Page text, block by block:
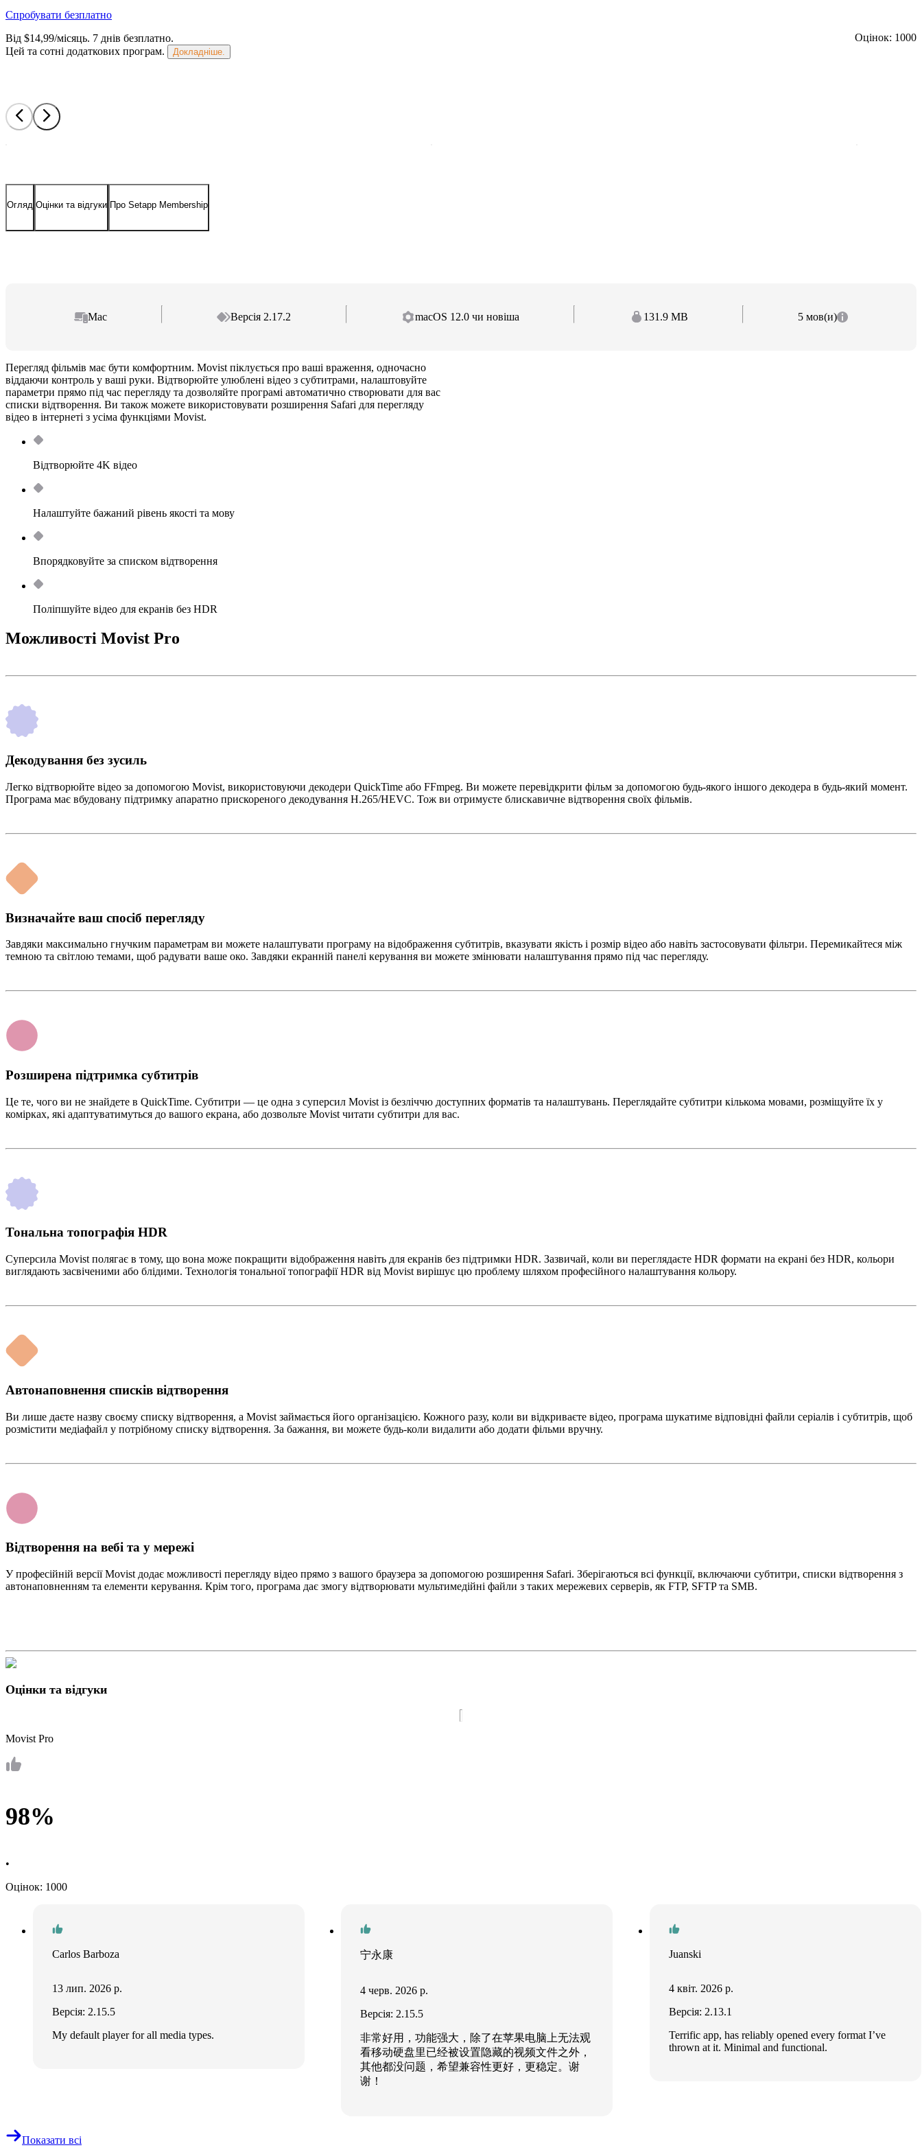
Оцінок: 1000
Спробувати безплатно
Від $14,99/місяць. 7 днів безплатно.
Цей та сотні додаткових програм.
Докладніше.
Огляд Оцінки та відгуки Про Setapp Membership
Mac Версія 2.17.2 macOS 12.0 чи новіша 131.9 MB 5 мов(и)
Перегляд фільмів має бути комфортним. Movist піклується про ваші враження, одночасно
віддаючи контроль у ваші руки. Відтворюйте улюблені відео з субтитрами, налаштовуйте
параметри прямо під час перегляду та дозволяйте програмі автоматично створювати для вас
списки відтворення. Ви також можете використовувати розширення Safari для перегляду
відео в інтернеті з усіма функціями Movist.
Відтворюйте 4K відео
Налаштуйте бажаний рівень якості та мову
Впорядковуйте за списком відтворення
Поліпшуйте відео для екранів без HDR
Можливості Movist Pro
Декодування без зусиль
Легко відтворюйте відео за допомогою Movist, використовуючи декодери QuickTime або FFmpeg. Ви можете перевідкрити фільм за допомогою будь-якого іншого декодера в будь-який момент.
Програма має вбудовану підтримку апаратно прискореного декодування H.265/HEVC. Тож ви отримуєте блискавичне відтворення своїх фільмів.
Визначайте ваш спосіб перегляду
Завдяки максимально гнучким параметрам ви можете налаштувати програму на відображення субтитрів, вказувати якість і розмір відео або навіть застосовувати фільтри. Перемикайтеся між
темною та світлою темами, щоб радувати ваше око. Завдяки екранній панелі керування ви можете змінювати налаштування прямо під час перегляду.
Розширена підтримка субтитрів
Це те, чого ви не знайдете в QuickTime. Субтитри — це одна з суперсил Movist із безліччю доступних форматів та налаштувань. Переглядайте субтитри кількома мовами, розміщуйте їх у
комірках, які адаптуватимуться до вашого екрана, або дозвольте Movist читати субтитри для вас.
Тональна топографія HDR
Суперсила Movist полягає в тому, що вона може покращити відображення навіть для екранів без підтримки HDR. Зазвичай, коли ви переглядаєте HDR формати на екрані без HDR, кольори
виглядають засвіченими або блідими. Технологія тональної топографії HDR від Movist вирішує цю проблему шляхом професійного налаштування кольору.
Автонаповнення списків відтворення
Ви лише даєте назву своєму списку відтворення, а Movist займається його організацією. Кожного разу, коли ви відкриваєте відео, програма шукатиме відповідні файли серіалів і субтитрів, щоб
розмістити медіафайл у потрібному списку відтворення. За бажання, ви можете будь-коли видалити або додати фільми вручну.
Відтворення на вебі та у мережі
У професійній версії Movist додає можливості перегляду відео прямо з вашого браузера за допомогою розширення Safari. Зберігаються всі функції, включаючи субтитри, списки відтворення з
автонаповненням та елементи керування. Крім того, програма дає змогу відтворювати мультимедійні файли з таких мережевих серверів, як FTP, SFTP та SMB.
Оцінки та відгуки
Movist Pro
98%
•
Оцінок: 1000
Carlos Barboza
13 лип. 2026 р.
Версія: 2.15.5
My default player for all media types.
宁永康
4 черв. 2026 р.
Версія: 2.15.5
非常好用，功能强大，除了在苹果电脑上无法观
看移动硬盘里已经被设置隐藏的视频文件之外，
其他都没问题，希望兼容性更好，更稳定。谢
谢！
Juanski
4 квіт. 2026 р.
Версія: 2.13.1
Terrific app, has reliably opened every format I’ve
thrown at it. Minimal and functional.
Показати всі